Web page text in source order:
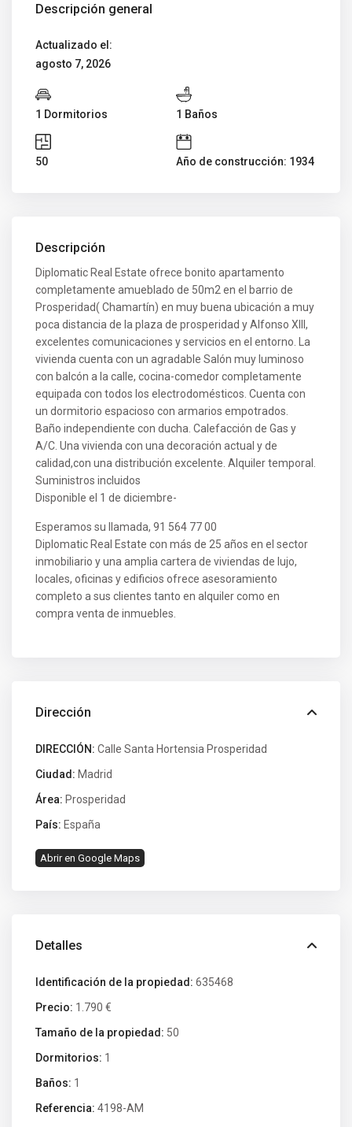
Descripción general
Actualizado el:
agosto 7, 2026
1 Dormitorios 1 Baños
50 Año de construcción: 1934
Descripción
Diplomatic Real Estate ofrece bonito apartamento
completamente amueblado de 50m2 en el barrio de
Prosperidad( Chamartín) en muy buena ubicación a muy
poca distancia de la plaza de prosperidad y Alfonso XIII,
excelentes comunicaciones y servicios en el entorno. La
vivienda cuenta con un agradable Salón muy luminoso
con balcón a la calle, cocina-comedor completamente
equipada con todos los electrodomésticos. Cuenta con
un dormitorio espacioso con armarios empotrados.
Baño independiente con ducha. Calefacción de Gas y
A/C. Una vivienda con una decoración actual y de
calidad,con una distribución excelente. Alquiler temporal.
Suministros incluidos
Disponible el 1 de diciembre-
Esperamos su llamada, 91 564 77 00
Diplomatic Real Estate con más de 25 años en el sector
inmobiliario y una amplia cartera de viviendas de lujo,
locales, oficinas y edificios ofrece asesoramiento
completo a sus clientes tanto en alquiler como en
compra venta de inmuebles.
Dirección
DIRECCIÓN: Calle Santa Hortensia Prosperidad
Ciudad: Madrid
Área: Prosperidad
País: España
Abrir en Google Maps
Detalles
Identificación de la propiedad: 635468
Precio: 1.790 €
Tamaño de la propiedad: 50
Dormitorios: 1
Baños: 1
Referencia: 4198-AM